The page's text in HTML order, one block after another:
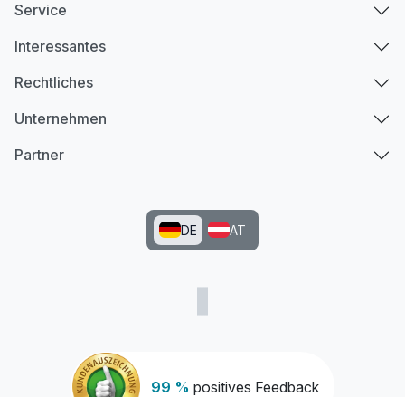
99 % positives Feedback
Service
Interessantes
Rechtliches
Unternehmen
Partner
DE AT